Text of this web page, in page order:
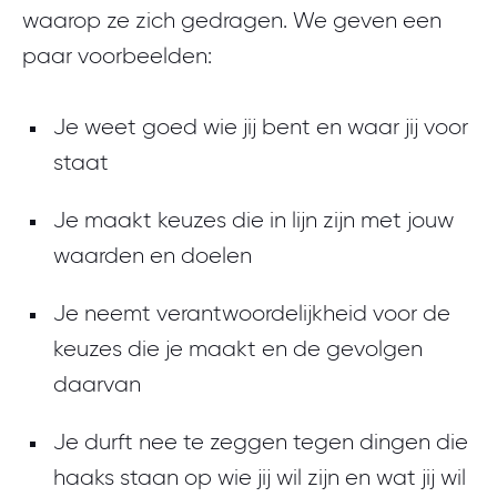
bereiken?
voor, wat vind je écht belangrijk?
Breng je voortgang in kaart. Wat
gaat goed? En wat kan je beter of
bereiken?
aan je collega's, vrienden en
perspectief en suggesties voor
verbetering.
Luister naar podcasts
Volg trainingen
ook werken aan persoonlijk
leiderschap
Volg personen die je inspirerend
vindt, bijvoorbeeld op LinkedIn en
Instagram
Blijf in gesprek met je collega's,
vrienden en familie
waarop ze zich gedragen. We geven een
paar voorbeelden:
Je weet goed wie jij bent en waar jij voor
staat
Je maakt keuzes die in lijn zijn met jouw
waarden en doelen
Je neemt verantwoordelijkheid voor de
keuzes die je maakt en de gevolgen
daarvan
Je durft nee te zeggen tegen dingen die
haaks staan op wie jij wil zijn en wat jij wil